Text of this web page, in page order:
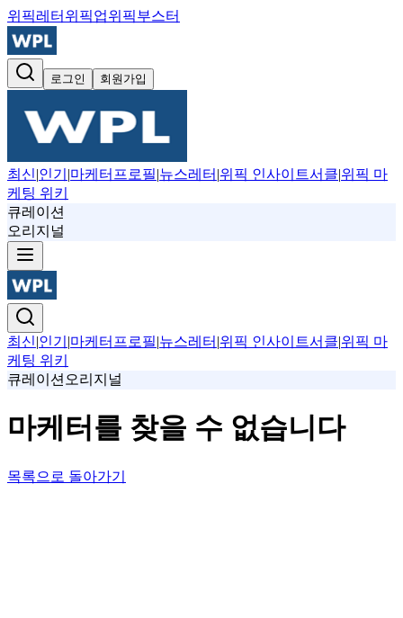
위픽레터 위픽업위픽부스터
로그인 회원가입
최신|인기 |마케터프로필|뉴스레터 |위픽 인사이트서클|위픽 마
케팅 위키
큐레이션
오리지널
최신|인기 |마케터프로필|뉴스레터 |위픽 인사이트서클|위픽 마
케팅 위키
큐레이션 오리지널
마케터를 찾을 수 없습니다
목록으로 돌아가기